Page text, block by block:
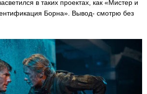
в таких проектах, как «Мистер и
Борна». Вывод- смотрю без